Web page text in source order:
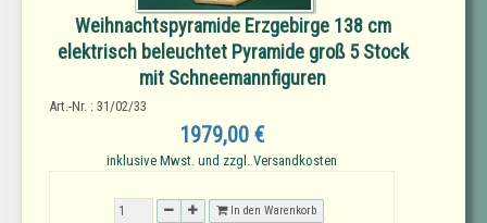
Weihnachtspyramide Erzgebirge 138 cm
elektrisch beleuchtet Pyramide groß 5 Stock
mit Schneemannfiguren
Art.-Nr. : 31/02/33
1979,00 €
inklusive Mwst. und zzgl. Versandkosten
In den Warenkorb